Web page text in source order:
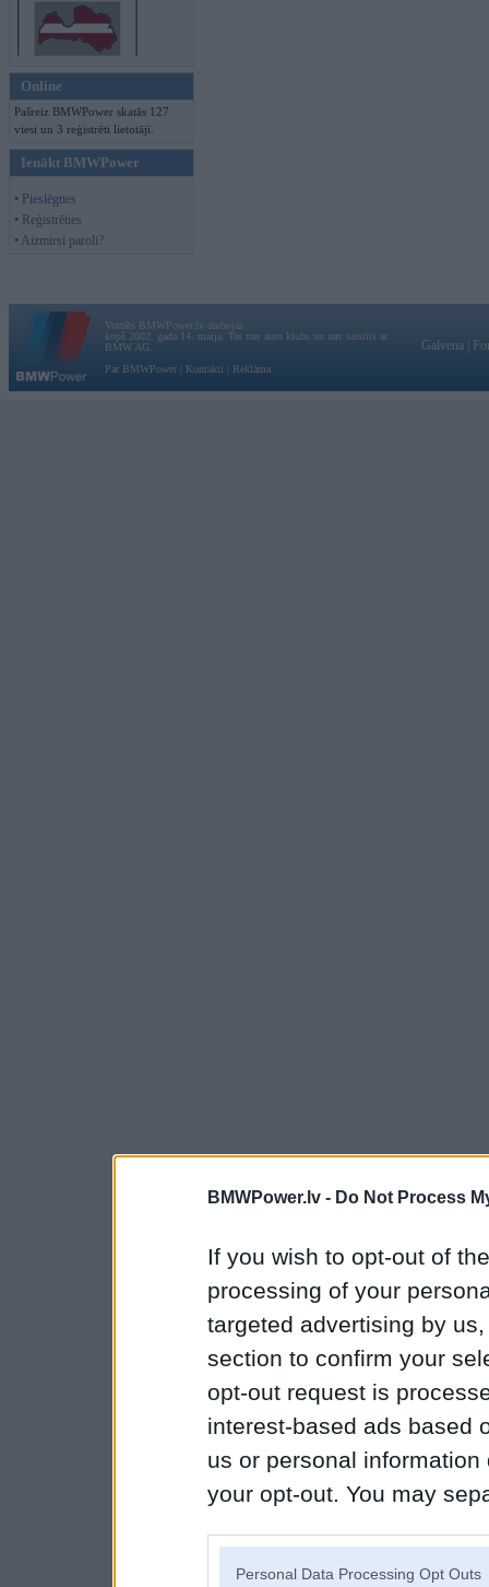
BMWPower.lv - Do Not Process
If you wish to opt-out of
processing of your
targeted advertising by
section to confirm your
opt-out request is
interest-based ads based
us or personal
your opt-out. You may
Personal Data Processing Opt Outs
Online
Pašreiz BMWPower skatās 127
viesi un 3 reģistrēti lietotāji.
Ienākt BMWPower
• Pieslēgties
• Reģistrēties
• Aizmirsi paroli?
Vortāls BMWPower.lv darbojas
kopš 2002. gada 14. maija. Tas nav auto klubs un nav saistīts ar
BMW AG.
Par BMWPower
Kontakti Reklāma
Galvena